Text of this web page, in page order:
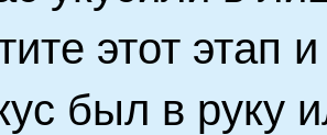
этот этап
был в руку